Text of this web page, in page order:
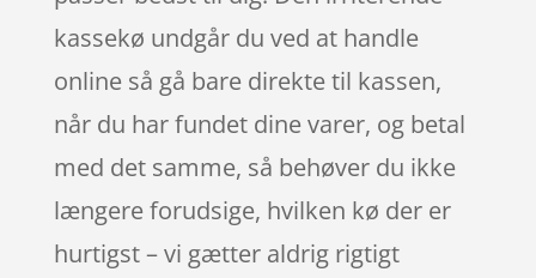
kassekø undgår du ved at handle
online så gå bare direkte til kassen,
når du har fundet dine varer, og betal
med det samme, så behøver du ikke
længere forudsige, hvilken kø der er
hurtigst – vi gætter aldrig rigtigt